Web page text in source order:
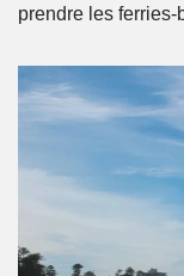
prendre les ferries-